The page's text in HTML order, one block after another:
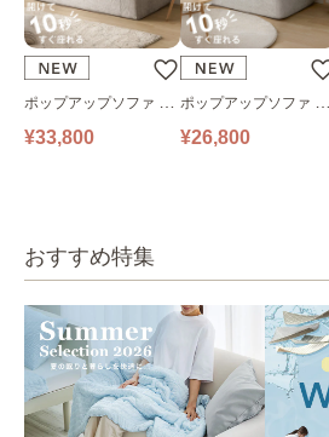
ポップアップソファ ソ
ファ フロアソファ 幅14
¥33,800
ポップアップソファ ソ
ファ フロアソファ 幅10
¥26,800
おすすめ特集